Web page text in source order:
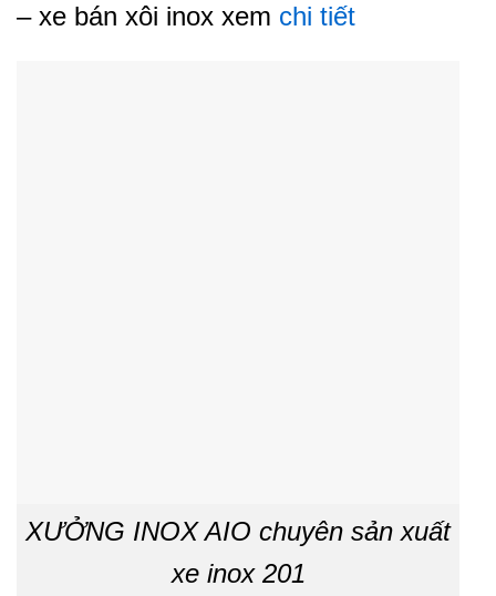
– xe bán xôi inox xem chi tiết
XƯỞNG INOX AIO chuyên sản xuất
xe inox 201